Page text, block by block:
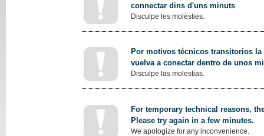
connectar dins d'uns minuts
Disculpe les molèsties.
Por motivos técnicos transitorios
vuelva a conectar dentro de unos
Disculpe las molestias.
For temporary technical reasons,
Please try again in a few minutes.
We apologize for any inconvenience.